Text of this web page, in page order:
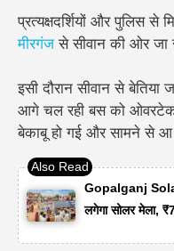
प्रत्यक्षदर्शियों और पुलिस
मीरगंजसे सीवान की ओर जा
इसी दौरान सीवान से
आगे चल रही बस को ओवरटेक
बेकाबू हो गई और सामने से आ
Gopalganj
लगेगा सोलर मेला,